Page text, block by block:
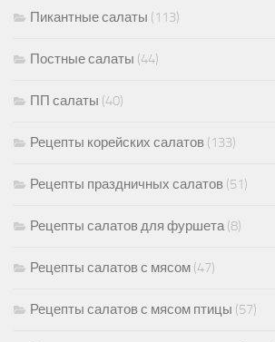
Пикантные салаты (113)
Постные салаты (44)
ПП салаты (40)
Рецепты корейских салатов (133)
Рецепты праздничных салатов (51)
Рецепты салатов для фуршета(8)
Рецепты салатов с мясом (47)
Рецепты салатов с мясом птицы (57)